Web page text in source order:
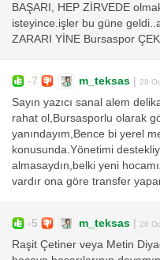
BAŞARI, HEP ZİRVEDE
isteyince.işler bu güne
ZARARI YİNE Bursaspor
-7 m_teksas | 28
Sayın yazıcı sanal alem
rahat ol,Bursasporlu olarak
yanındayım,Bence bi yerel
konusunda.Yönetimi
almasaydın,belki yeni
vardır ona göre transfer
-5 m_teksas | 28
Raşit Çetiner veya Metin